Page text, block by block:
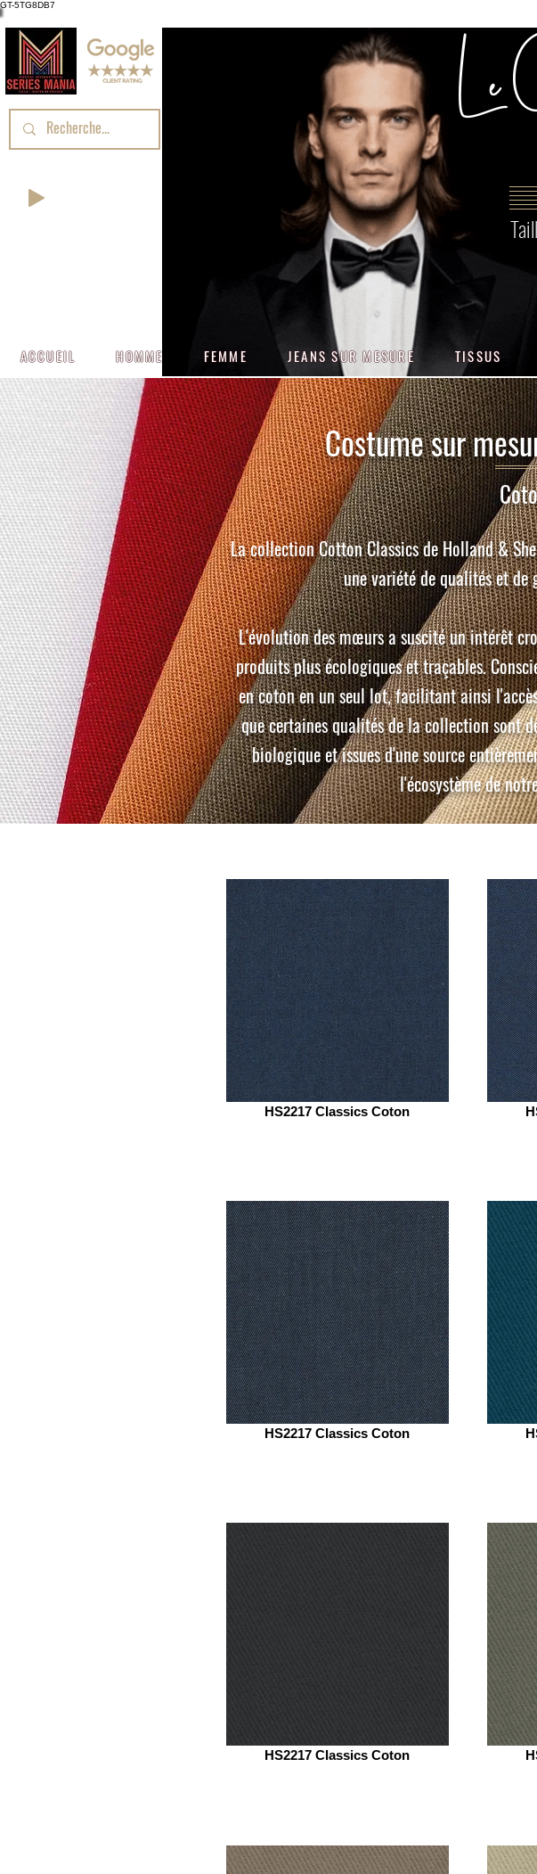
GT-5TG8DB7
Le
ACCUEIL HOMME FEMME JEANS SUR MESURE TISSUS
Costume sur
La collection Cotton Classics de Holland &
une variété de qualités et de
L'évolution des mœurs a suscité un intérêt
produits plus écologiques et traçables.
en coton en un seul lot, facilitant ainsi
que certaines qualités de la collection sont
biologique et issues d'une source
l'écosystème de
HS2217 Classics Coton
HS2217 Classics Coton
HS2217 Classics Coton